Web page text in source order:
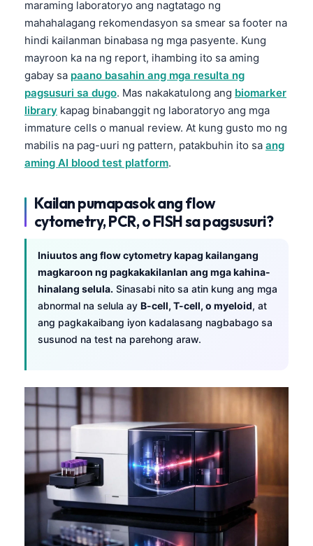
maraming laboratoryo ang nagtatago ng
mahahalagang rekomendasyon sa smear sa footer na
hindi kailanman binabasa ng mga pasyente. Kung
mayroon ka na ng report, ihambing ito sa aming
gabay sa paano basahin ang mga resulta ng
pagsusuri sa dugo. Mas nakakatulong ang biomarker
library kapag binabanggit ng laboratoryo ang mga
immature cells o manual review. At kung gusto mo ng
mabilis na pag-uuri ng pattern, patakbuhin ito sa ang
aming AI blood test platform.
Kailan pumapasok ang flow
cytometry, PCR, o FISH sa pagsusuri?
Iniuutos ang flow cytometry kapag kailangang
magkaroon ng pagkakakilanlan ang mga kahina-
hinalang selula. Sinasabi nito sa atin kung ang mga
abnormal na selula ay B-cell, T-cell, o myeloid, at
ang pagkakaibang iyon kadalasang nagbabago sa
susunod na test na parehong araw.
Български
Dansk
Nederlands
हिन्दी
Bahasa Indonesia
Հայերեն
Íslenska
Bosanski
Azərbaycan dili
Eesti
日本語
ქართული
Lietuvių kalba
Polski
한국어
Slovenščina
Magyar
Shqip
বাংলা
اردو